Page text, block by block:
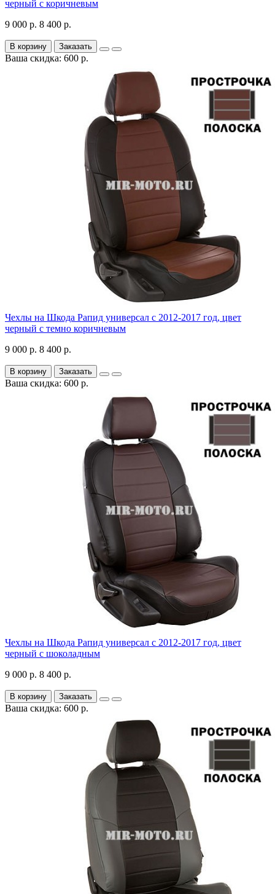
черный с коричневым
9 000 р. 8 400 р.
В корзину Заказать
Ваша скидка: 600 р.
Чехлы на Шкода Рапид универсал с 2012-2017 год, цвет
черный с темно коричневым
9 000 р. 8 400 р.
В корзину Заказать
Ваша скидка: 600 р.
Чехлы на Шкода Рапид универсал с 2012-2017 год, цвет
черный с шоколадным
9 000 р. 8 400 р.
В корзину Заказать
Ваша скидка: 600 р.